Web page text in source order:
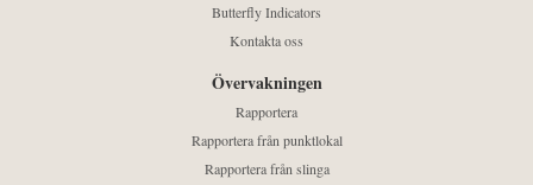
Butterfly Indicators
Kontakta oss
Övervakningen
Rapportera
Rapportera från punktlokal
Rapportera från slinga